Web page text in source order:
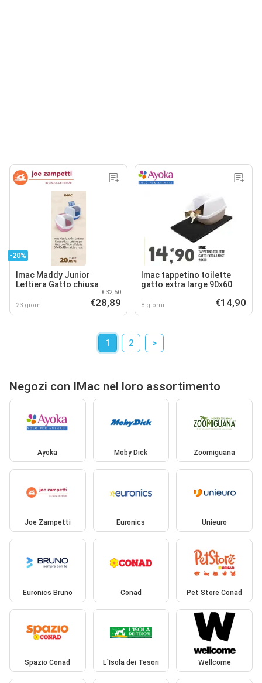
-20%
Imac Maddy Junior
Lettiera Gatto chiusa
23 giorni
€32,50
€28,89
Imac tappetino toilette
gatto extra large 90x60
8 giorni €14,90
1 2 >
Negozi con IMac nel loro assortimento
Ayoka Moby Dick Zoomiguana
Joe Zampetti Euronics Unieuro
Euronics Bruno Conad Pet Store Conad
Spazio Conad L´Isola dei Tesori Wellcome